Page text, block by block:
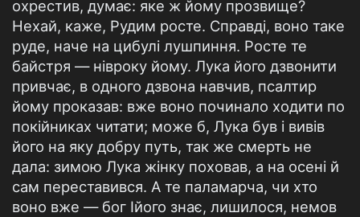
охрестив, думає: яке ж йому прозвище?
Нехай, каже, Рудим росте. Справді, воно таке
руде, наче на цибулі лушпиння. Росте те
байстря — нівроку йому. Лука його дзвонити
привчає, в одного дзвона навчив, псалтир
йому проказав: вже воно починало ходити по
покійниках читати; може б, Лука був і вивів
його на яку добру путь, так же смерть не
дала: зимою Лука жінку поховав, а на осені й
сам переставився. А те паламарча, чи хто
воно вже — бог Ійого знає, лишилося, немов